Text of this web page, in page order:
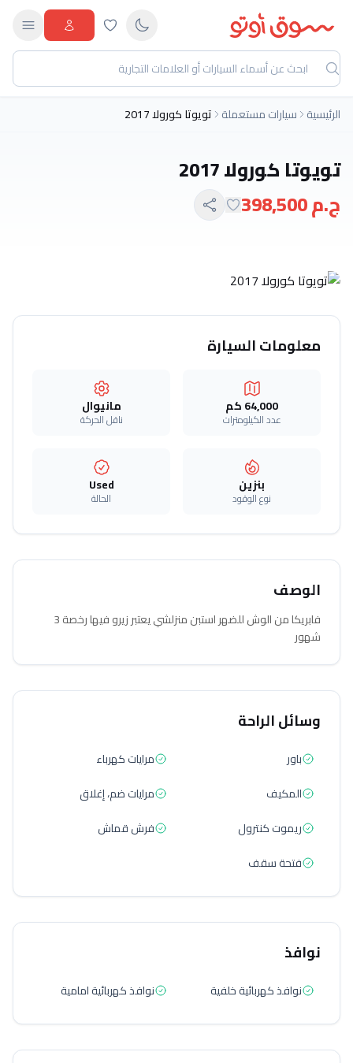
الرئيسية سيارات مستعملة تويوتا كورولا 2017
تويوتا كورولا 2017
ج.م 398,500
معلومات السيارة
64,000 كم
عدد الكيلومترات
مانيوال
ناقل الحركة
بنزين
نوع الوقود
Used
الحالة
الوصف
فابريكا من الوش للضهر استبن منزلشي يعتبر زيرو فيها رخصة 3
شهور
وسائل الراحة
باور
مرايات كهرباء
المكيف
مرايات ضم، إغلاق
ريموت كنترول
فرش قماش
فتحة سقف
نوافذ
نوافذ كهربائية خلفية نوافذ كهربائية امامية